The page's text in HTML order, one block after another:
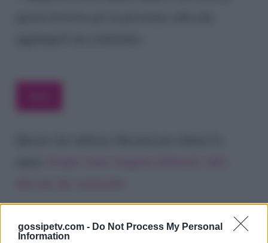
gossipetv.com - Do Not Process My Personal
Information